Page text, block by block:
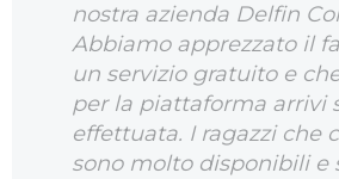
nostra azienda Delfin
Abbiamo apprezzato il
un servizio gratuito e
per la piattaforma arrivi
effettuata. I ragazzi che
sono molto disponibili e